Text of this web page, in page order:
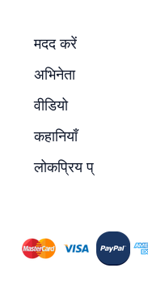
मदद करें
अभिनेता
वीडियो
कहानियाँ
लोकप्रिय प्